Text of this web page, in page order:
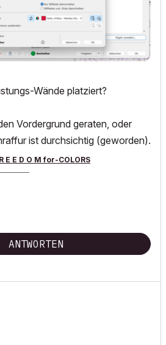
Wände platziert?
Vordergrund geraten, oder
ist durchsichtig (geworden).
E E D O M for-COLORS
ANTWORTEN